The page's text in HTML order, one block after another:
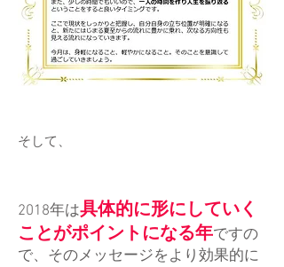
そして、
2018年は具体的に形にしていく
ことがポイントになる年ですの
で、そのメッセージをより効果的に